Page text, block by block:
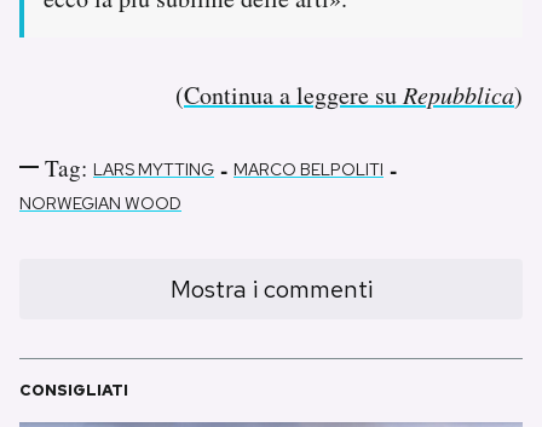
(Continua a leggere su Repubblica)
Tag: LARS MYTTING - MARCO BELPOLITI -
NORWEGIAN WOOD
Mostra i commenti
CONSIGLIATI